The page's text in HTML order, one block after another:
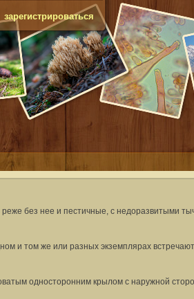
зарегистрироваться
без нее и пестичные, с недоразвитыми
и том же или разных экземплярах
односторонним крылом с наружной